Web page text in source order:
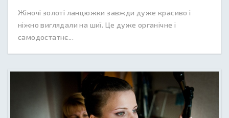
Жіночі золоті ланцюжки завжди дуже красиво і
ніжно виглядали на шиї. Це дуже органічне і
самодостатнє...